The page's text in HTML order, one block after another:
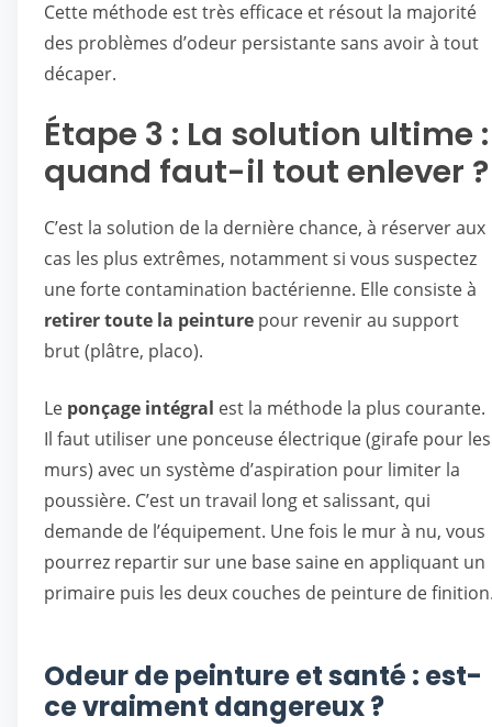
Cette méthode est très efficace et résout la majorité
des problèmes d’odeur persistante sans avoir à tout
décaper.
Étape 3 : La solution ultime :
quand faut-il tout enlever ?
C’est la solution de la dernière chance, à réserver aux
cas les plus extrêmes, notamment si vous suspectez
une forte contamination bactérienne. Elle consiste à
retirer toute la peinture pour revenir au support
brut (plâtre, placo).
Le ponçage intégral est la méthode la plus courante.
Il faut utiliser une ponceuse électrique (girafe pour les
murs) avec un système d’aspiration pour limiter la
poussière. C’est un travail long et salissant, qui
demande de l’équipement. Une fois le mur à nu, vous
pourrez repartir sur une base saine en appliquant un
primaire puis les deux couches de peinture de
Odeur de peinture et santé : est-
ce vraiment dangereux ?